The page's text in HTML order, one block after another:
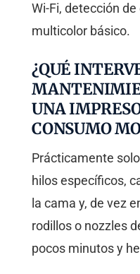
Wi-Fi, detección
multicolor básico.
¿QUÉ
UNA
CONSUMO
Prácticamente
hilos específicos,
la cama y, de vez
rodillos o nozzles
pocos minutos y